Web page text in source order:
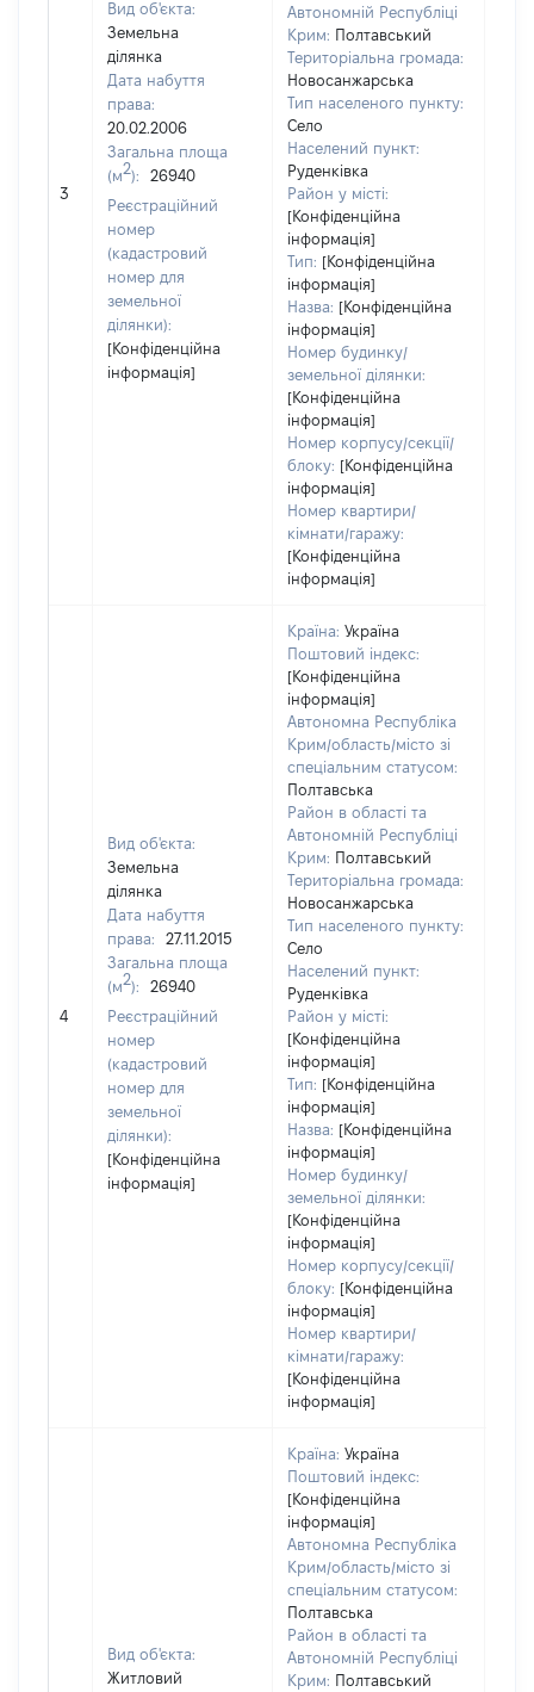
3
Вид об'єкта:
Земельна
ділянка
Дата набуття
права:
20.02.2006
Загальна площа
(м2):
26940
Реєстраційний
номер
(кадастровий
номер для
земельної
ділянки):
[Конфіденційна
інформація]
Автономній Республіці
Крим: Полтавський
Територіальна громада:
Новосанжарська
Тип населеного пункту:
Село
Населений пункт:
Руденківка
Район у місті:
[Конфіденційна
інформація]
Тип: [Конфіденційна
інформація]
Назва: [Конфіденційна
інформація]
Номер будинку/
земельної ділянки:
[Конфіденційна
інформація]
Номер корпусу/секції/
блоку: [Конфіденційна
інформація]
Номер квартири/
кімнати/гаражу:
[Конфіденційна
інформація]
4
Вид об'єкта:
Земельна
ділянка
Дата набуття
права:
27.11.2015
Загальна площа
(м2):
26940
Реєстраційний
номер
(кадастровий
номер для
земельної
ділянки):
[Конфіденційна
інформація]
Країна: Україна
Поштовий індекс:
[Конфіденційна
інформація]
Автономна Республіка
Крим/область/місто зі
спеціальним статусом:
Полтавська
Район в області та
Автономній Республіці
Крим: Полтавський
Територіальна громада:
Новосанжарська
Тип населеного пункту:
Село
Населений пункт:
Руденківка
Район у місті:
[Конфіденційна
інформація]
Тип: [Конфіденційна
інформація]
Назва: [Конфіденційна
інформація]
Номер будинку/
земельної ділянки:
[Конфіденційна
інформація]
Номер корпусу/секції/
блоку: [Конфіденційна
інформація]
Номер квартири/
кімнати/гаражу:
[Конфіденційна
інформація]
Вид об'єкта:
Житловий
Країна: Україна
Поштовий індекс:
[Конфіденційна
інформація]
Автономна Республіка
Крим/область/місто зі
спеціальним статусом:
Полтавська
Район в області та
Автономній Республіці
Крим: Полтавський